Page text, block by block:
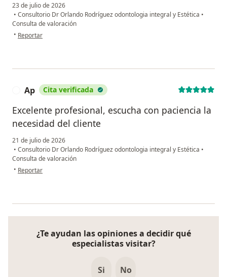
23 de julio de 2026
• Consultorio Dr Orlando Rodríguez odontologia integral y Estética •
Consulta de valoración
• en opinión del usuario TATA
Reportar
Ap Cita verificada
Excelente profesional, escucha con paciencia la
necesidad del cliente
21 de julio de 2026
• Consultorio Dr Orlando Rodríguez odontologia integral y Estética •
Consulta de valoración
• en opinión del usuario Ap
Reportar
¿Te ayudan las opiniones a decidir qué
especialistas visitar?
Si No